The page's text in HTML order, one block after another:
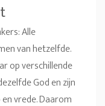
Alle
van hetzelfde.
op verschillende
God en zijn
vrede. Daarom